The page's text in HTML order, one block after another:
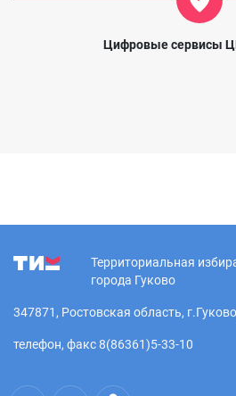
Цифровые сервисы
Территориальная
города Гуково
347871, Ростовская область,
телефон, факс 8(86361)5-33-10